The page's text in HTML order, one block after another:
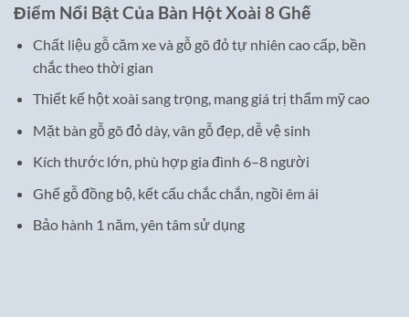
Điểm Nổi Bật Của Bàn Hột Xoài 8 Ghế
Chất liệu gỗ căm xe và gỗ gõ đỏ tự nhiên cao cấp, bền
chắc theo thời gian
Thiết kế hột xoài sang trọng, mang giá trị thẩm mỹ cao
Mặt bàn gỗ gõ đỏ dày, vân gỗ đẹp, dễ vệ sinh
Kích thước lớn, phù hợp gia đình 6–8 người
Ghế gỗ đồng bộ, kết cấu chắc chắn, ngồi êm ái
Bảo hành 1 năm, yên tâm sử dụng